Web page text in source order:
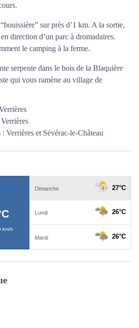
sur près d’1 km. A la sortie,
direction d’un parc à dromadaires.
le camping à la ferme.
serpente dans le bois de la Blaquière
qui vous ramène au village de
: Verrières et Sévérac-le-Château